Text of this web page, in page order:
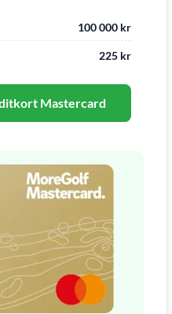
100 000 kr
225 kr
Mastercard